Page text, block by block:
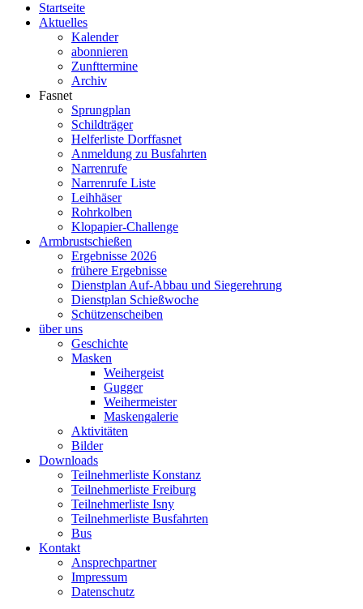
Startseite
Aktuelles
Kalender
abonnieren
Zunfttermine
Archiv
Fasnet
Sprungplan
Schildträger
Helferliste Dorffasnet
Anmeldung zu Busfahrten
Narrenrufe
Narrenrufe Liste
Leihhäser
Rohrkolben
Klopapier-Challenge
Armbrustschießen
Ergebnisse 2026
frühere Ergebnisse
Dienstplan Auf-Abbau und Siegerehrung
Dienstplan Schießwoche
Schützenscheiben
über uns
Geschichte
Masken
Weihergeist
Gugger
Weihermeister
Maskengalerie
Aktivitäten
Bilder
Downloads
Teilnehmerliste Konstanz
Teilnehmerliste Freiburg
Teilnehmerliste Isny
Teilnehmerliste Busfahrten
Bus
Kontakt
Ansprechpartner
Impressum
Datenschutz